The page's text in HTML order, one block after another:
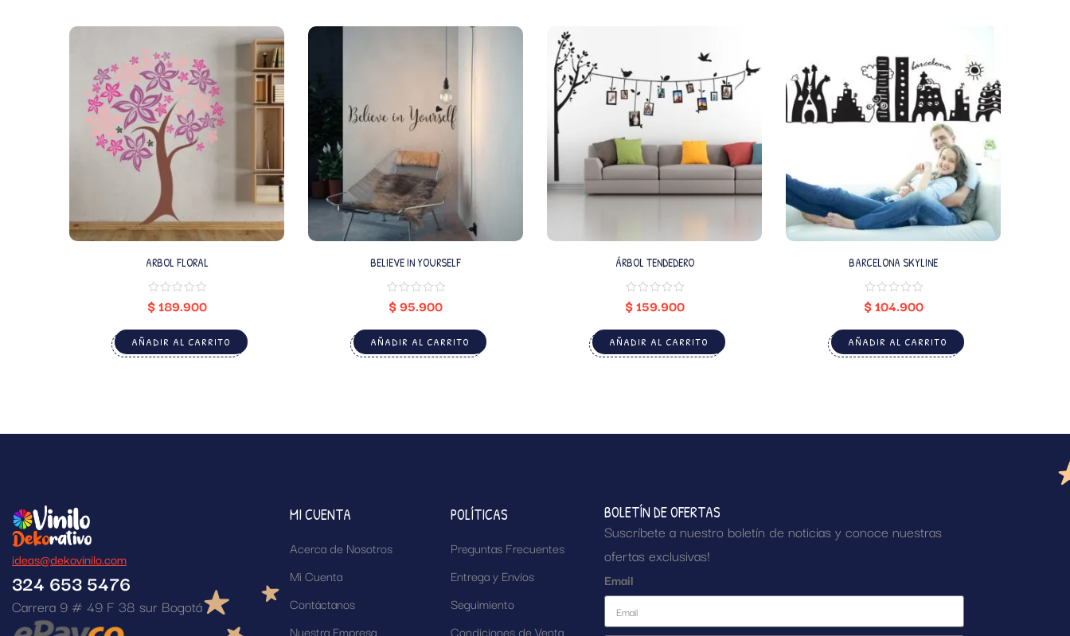
ARBOL FLORAL
$189.900
AÑADIR AL CARRITO
BELIEVE IN YOURSELF
$95.900
AÑADIR AL CARRITO
ÁRBOL TENDEDERO
$159.900
AÑADIR AL CARRITO
BARCELONA SKYLINE
$104.900
AÑADIR AL CARRITO
ideas@dekovinilo.com
324 653 5476
Carrera 9 # 49 F 38 sur Bogotá
MI CUENTA
Acerca de Nosotros
Mi Cuenta
Contáctanos
Nuestra Empresa
POLÍTICAS
Preguntas Frecuentes
Entrega y Envíos
Seguimiento
Condiciones de Venta
BOLETÍN DE OFERTAS
Suscríbete a nuestro boletín de noticias y conoce nuestras
ofertas exclusivas!
Email